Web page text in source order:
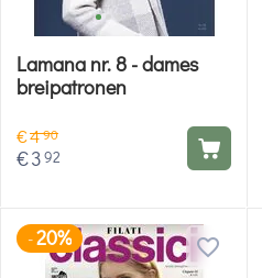
Lamana nr. 8 - dames
breipatronen
€490
€392
-20%